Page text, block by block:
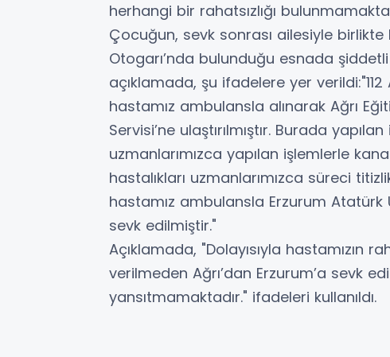
herhangi bir rahatsızlığı
Çocuğun, sevk sonrası ailesiyle birlikte
Otogarı’nda bulunduğu esnada
açıklamada, şu ifadelere yer
hastamız ambulansla alınarak Ağrı
Servisi’ne ulaştırılmıştır. Burada
uzmanlarımızca yapılan işlemlerle
hastalıkları uzmanlarımızca süreci
hastamız ambulansla Erzurum Atatürk
sevk edilmiştir."
Açıklamada, "Dolayısıyla hastamızın
verilmeden Ağrı’dan Erzurum’a sevk
yansıtmamaktadır." ifadeleri kullanıldı.